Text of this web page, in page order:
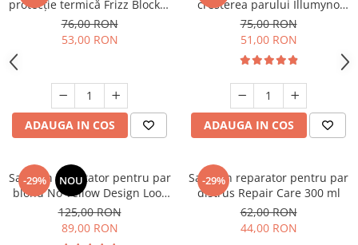
protecție termică Frizz Blocker
150ml
76,00 RON
53,00 RON
ADAUGA IN COS
cresterea parului Illumyno
250 ml
75,00 RON
51,00 RON
ADAUGA IN COS
-29% NOU
Sampon nuantator pentru par
blond No Yellow Design Look
1000 ml
125,00 RON
89,00 RON
-29%
Sampon reparator pentru par
distrus Repair Care 300 ml
62,00 RON
44,00 RON